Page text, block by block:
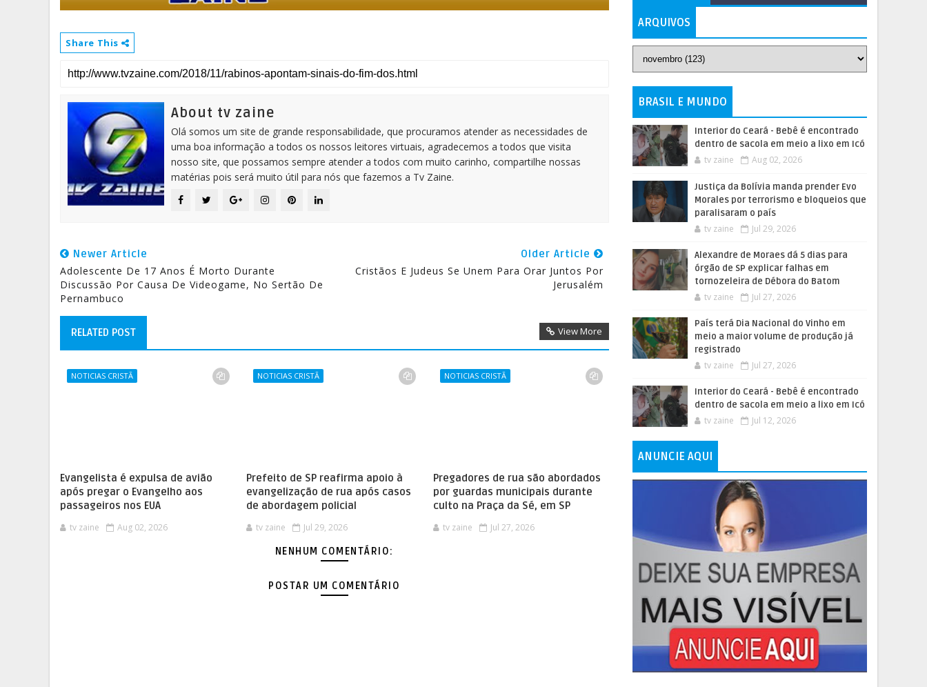
Share This
About tv zaine
Olá somos um site de grande responsabilidade, que procuramos atender as necessidades de
uma boa informação a todos os nossos leitores virtuais, agradecemos a todos que visita
nosso site, que possamos sempre atender a todos com muito carinho, compartilhe nossas
matérias pois será muito útil para nós que fazemos a Tv Zaine.
Newer Article
Adolescente De 17 Anos É Morto Durante
Discussão Por Causa De Videogame, No Sertão De
Pernambuco
Older Article
Cristãos E Judeus Se Unem Para Orar Juntos Por
Jerusalém
RELATED POST View More
NOTICIAS CRISTÃ
Evangelista é expulsa de avião
após pregar o Evangelho aos
passageiros nos EUA
tv zaine Aug 02, 2026
NOTICIAS CRISTÃ
Prefeito de SP reafirma apoio à
evangelização de rua após casos
de abordagem policial
tv zaine Jul 29, 2026
NOTICIAS CRISTÃ
Pregadores de rua são abordados
por guardas municipais durante
culto na Praça da Sé, em SP
tv zaine Jul 27, 2026
NENHUM COMENTÁRIO:
POSTAR UM COMENTÁRIO
ARQUIVOS
BRASIL E MUNDO
Interior do Ceará - Bebê é encontrado
dentro de sacola em meio a lixo em Icó
tv zaine Aug 02, 2026
Justiça da Bolívia manda prender Evo
Morales por terrorismo e bloqueios que
paralisaram o país
tv zaine Jul 29, 2026
Alexandre de Moraes dá 5 dias para
órgão de SP explicar falhas em
tornozeleira de Débora do Batom
tv zaine Jul 27, 2026
País terá Dia Nacional do Vinho em
meio a maior volume de produção já
registrado
tv zaine Jul 27, 2026
Interior do Ceará - Bebê é encontrado
dentro de sacola em meio a lixo em Icó
tv zaine Jul 12, 2026
ANUNCIE AQUI